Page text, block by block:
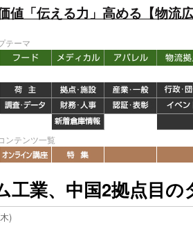
値「伝える力」高める【物流
テーマ
ンテンツ一覧
工業、中国2拠点目
)